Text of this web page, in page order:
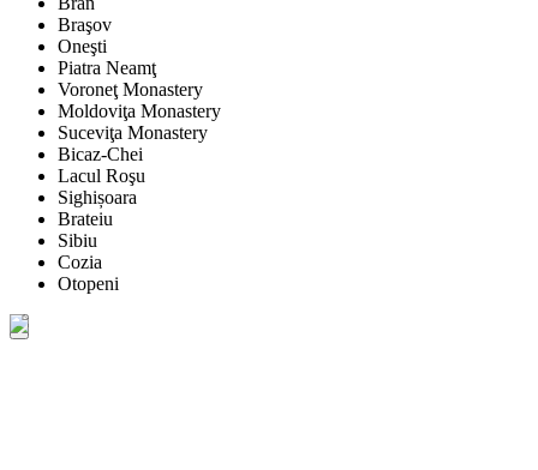
Braşov
Oneşti
Piatra Neamţ
Voroneţ Monastery
Moldoviţa Monastery
Suceviţa Monastery
Bicaz-Chei
Lacul Roşu
Sighișoara
Brateiu
Sibiu
Cozia
Otopeni